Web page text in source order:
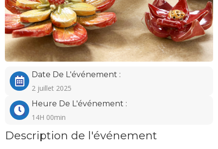
Date De L'événement :
2 juillet 2025
Heure De L'événement :
14H 00min
Description de l'événement